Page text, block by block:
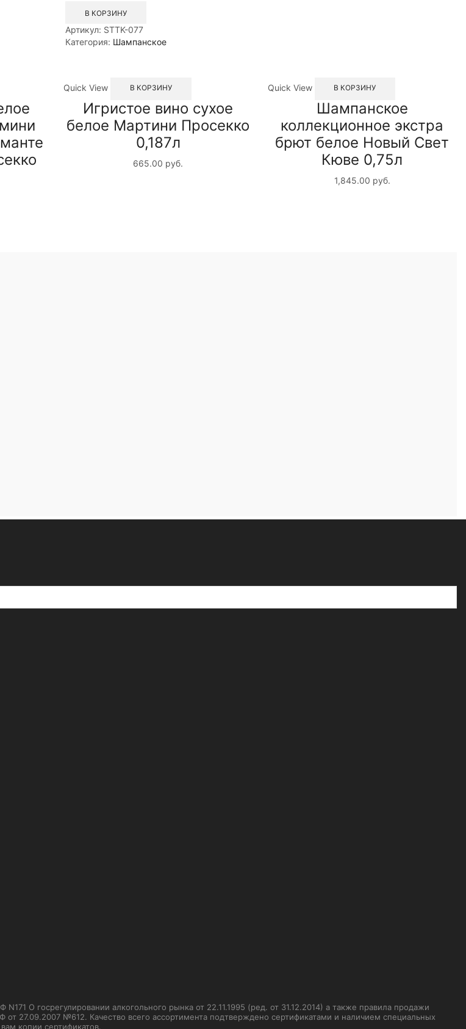
брют
Мезон
дю
де
Луар
0,75л
В КОРЗИНУ
Артикул: STTK-077
Категория: Шампанское
Quick View В КОРЗИНУ
Игристое вино сухое
белое Мартини Просекко
0,187л
665.00 руб.
Quick View В КОРЗИНУ
Шампанское
коллекционное экстра
брют белое Новый Свет
Кюве 0,75л
1,845.00 руб.
О госрегулировании алкогольного рынка от 22.11.1995 (ред. от 31.12.2014) а также правила продажи
27.09.2007 №612. Качество всего ассортимента подтверждено сертификатами и наличием специальных
копии сертификатов.